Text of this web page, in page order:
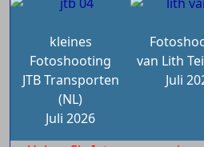
kleines
Fotoshooting
JTB Transporten
(NL)
Juli 2026
van Lith
Juli